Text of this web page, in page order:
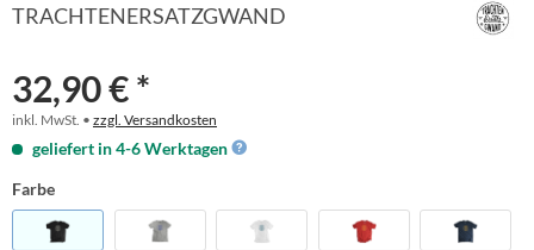
TRACHTENERSATZGWAND
32,90 € *
inkl. MwSt. • zzgl. Versandkosten
geliefert in 4-6 Werktagen
Farbe